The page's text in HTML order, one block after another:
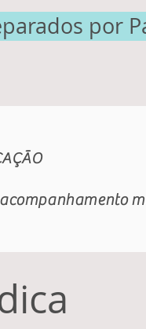
por